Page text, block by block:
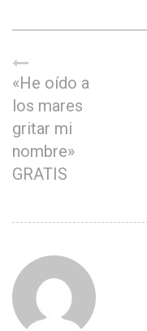
«He oído a
los mares
gritar mi
nombre»
GRATIS